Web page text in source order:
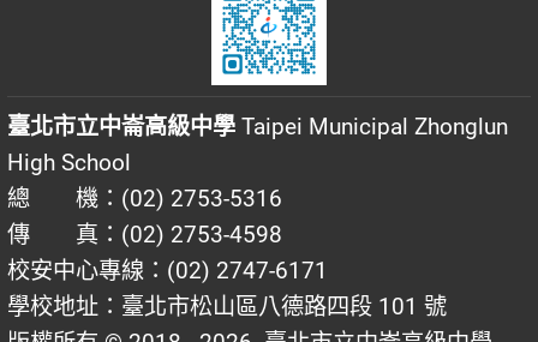
臺北市立中崙高級中學 Taipei Municipal Zhonglun
High School
總 機：(02) 2753-5316
傳 真：(02) 2753-4598
校安中心專線：(02) 2747-6171
學校地址：臺北市松山區八德路四段 101 號